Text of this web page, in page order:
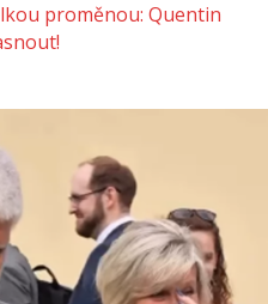
proměnou: Quentin